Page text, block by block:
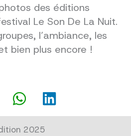
des éditions
Le Son De La Nuit.
l’ambiance, les
bien plus encore !
2025